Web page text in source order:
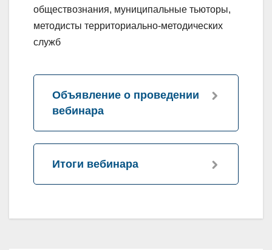
обществознания, муниципальные тьюторы,
методисты территориально-методических
служб
Объявление о проведении
вебинара
Итоги вебинара